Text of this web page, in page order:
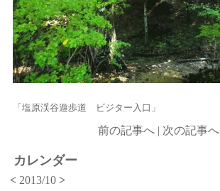
「塩原渓谷遊歩道 ビジター入口」
前の記事へ | 次の記事へ
カレンダー
< 2013/10>